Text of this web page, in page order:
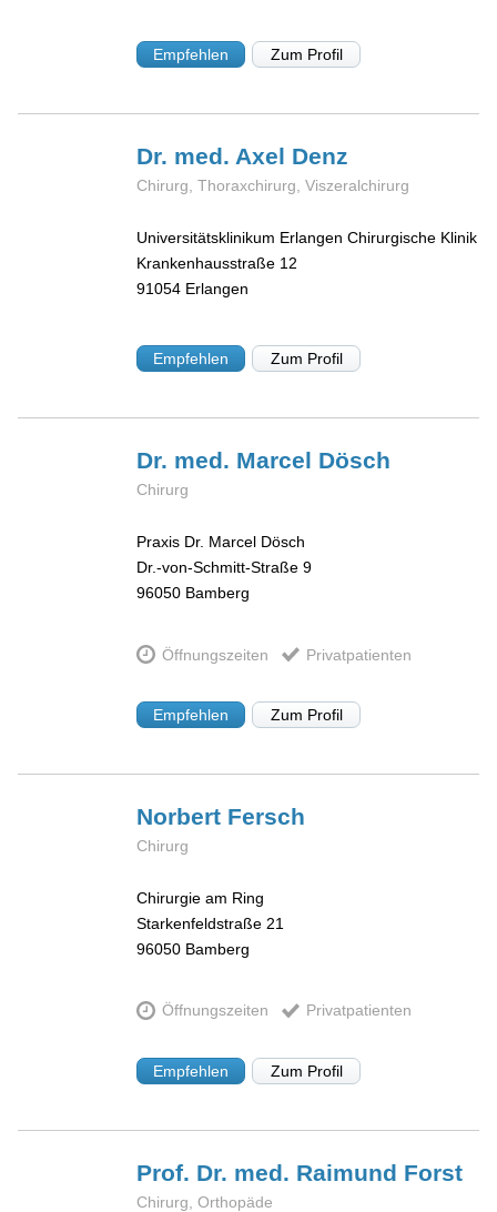
Empfehlen Zum Profil
Dr. med. Axel Denz
Chirurg, Thoraxchirurg, Viszeralchirurg
Universitätsklinikum Erlangen Chirurgische Klinik
Krankenhausstraße 12
91054 Erlangen
Empfehlen Zum Profil
Dr. med. Marcel Dösch
Chirurg
Praxis Dr. Marcel Dösch
Dr.-von-Schmitt-Straße 9
96050 Bamberg
Öffnungszeiten Privatpatienten
Empfehlen Zum Profil
Norbert Fersch
Chirurg
Chirurgie am Ring
Starkenfeldstraße 21
96050 Bamberg
Öffnungszeiten Privatpatienten
Empfehlen Zum Profil
Prof. Dr. med. Raimund Forst
Chirurg, Orthopäde